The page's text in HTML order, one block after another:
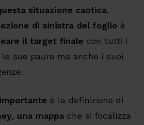
situazione caotica.
di sinistra del foglio è
il target finale con tutti i
sue paure ma anche i suoi
è la definizione di
, una mappache si focalizza